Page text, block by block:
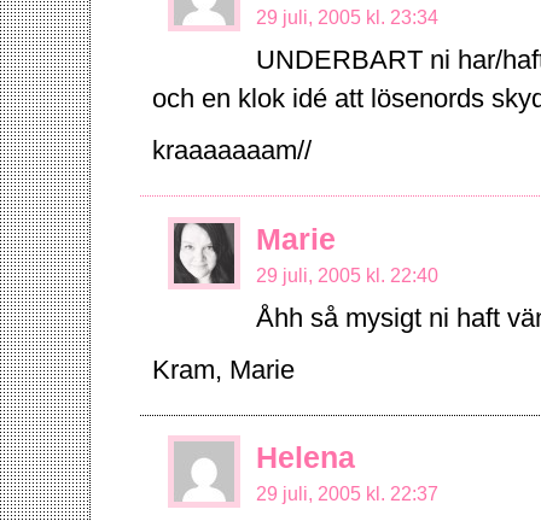
29 juli, 2005 kl. 23:34
UNDERBART ni har/
och en klok idé att lösenords
kraaaaaaam//
Marie
29 juli, 2005 kl. 22:40
Åhh så mysigt ni haft
Kram, Marie
Helena
29 juli, 2005 kl. 22:37